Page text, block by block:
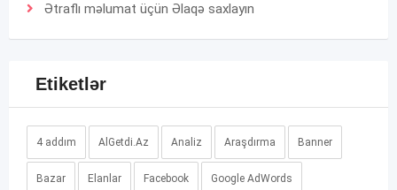
Ətraflı məlumat üçün Əlaqə saxlayın
Etiketlər
4 addım AlGetdi.Az Analiz Araşdırma Banner
Bazar Elanlar Facebook Google AdWords